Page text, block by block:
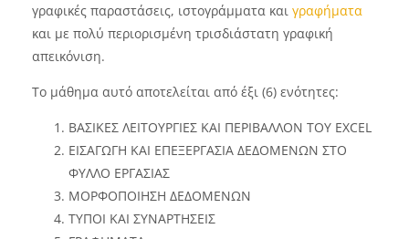
γραφικές παραστάσεις, ιστογράμματα και γραφήματα
και με πολύ περιορισμένη τρισδιάστατη γραφική
απεικόνιση.
Το μάθημα αυτό αποτελείται από έξι (6) ενότητες:
ΒΑΣΙΚΕΣ ΛΕΙΤΟΥΡΓΙΕΣ ΚΑΙ ΠΕΡΙΒΑΛΛΟΝ ΤΟΥ EXCEL
ΕΙΣΑΓΩΓΗ ΚΑΙ ΕΠΕΞΕΡΓΑΣΙΑ ΔΕΔΟΜΕΝΩΝ ΣΤΟ
ΦΥΛΛΟ ΕΡΓΑΣΙΑΣ
ΜΟΡΦΟΠΟΙΗΣΗ ΔΕΔΟΜΕΝΩΝ
ΤΥΠΟΙ ΚΑΙ ΣΥΝΑΡΤΗΣΕΙΣ